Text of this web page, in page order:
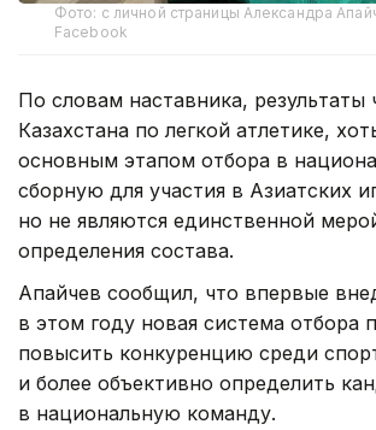
Фото: с личной страницы Александра
Facebook
По словам наставника, результаты
Казахстана по легкой атлетике,
основным этапом отбора в
сборную для участия в Азиатских
но не являются единственной
определения состава.
Апайчев сообщил, что впервые
в этом году новая система отбора
повысить конкуренцию среди
и более объективно определить
в национальную команду.